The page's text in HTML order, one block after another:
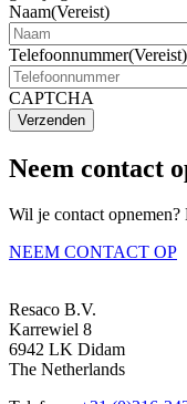
Naam(Vereist)
Telefoonnummer(Vereist)
CAPTCHA
Verzenden
Neem contact
Wil je contact
NEEM CONTACT OP
Resaco B.V.
Karrewiel 8
6942 LK Didam
The Netherlands